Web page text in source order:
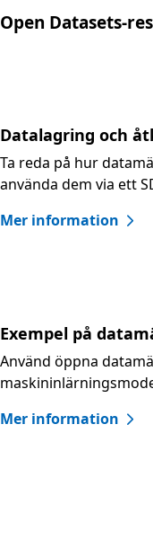
Open Datasets-
Datalagring och
Ta reda på hur
använda dem via ett
Mer information
Exempel på
Använd öppna
Mer information